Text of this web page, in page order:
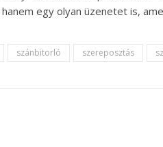
egy olyan üzenetet is,
szánbitorló szereposztás